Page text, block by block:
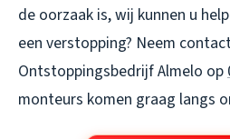
de oorzaak is, wij kunnen u
een verstopping? Neem
Ontstoppingsbedrijf Almelo op
monteurs komen graag langs